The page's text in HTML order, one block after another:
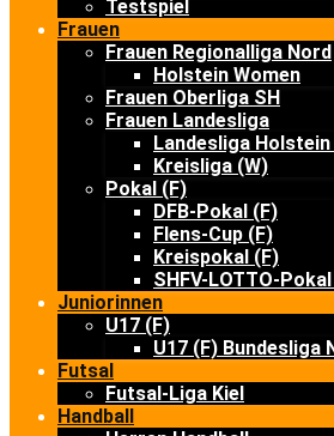
Testspiel
Frauen
Frauen Regionalliga Nord
Holstein Women
Frauen Oberliga SH
Frauen Landesliga
Landesliga Holstein
Kreisliga (W)
Pokal (F)
DFB-Pokal (F)
Flens-Cup (F)
Kreispokal (F)
SHFV-LOTTO-
Juniorinnen
U17 (F)
U17 (F) Bundesliga
Futsal
Futsal-Liga Kiel
Handball